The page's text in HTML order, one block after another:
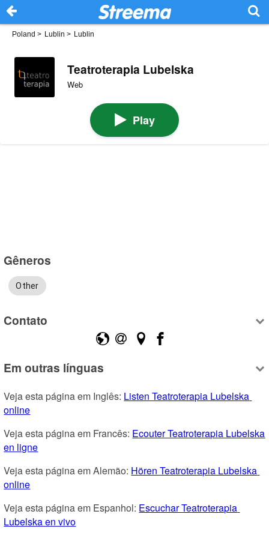
Poland > Lublin > Lublin
Teatroterapia Lubelska
Web
Play
Gêneros
Other
Contato
Em outras línguas
Veja esta página em Inglês: Listen Teatroterapia Lubelska
online
Veja esta página em Francês: Ecouter Teatroterapia Lubelska
en ligne
Veja esta página em Alemão: Hören Teatroterapia Lubelska
online
Veja esta página em Espanhol: Escuchar Teatroterapia
Lubelska en vivo